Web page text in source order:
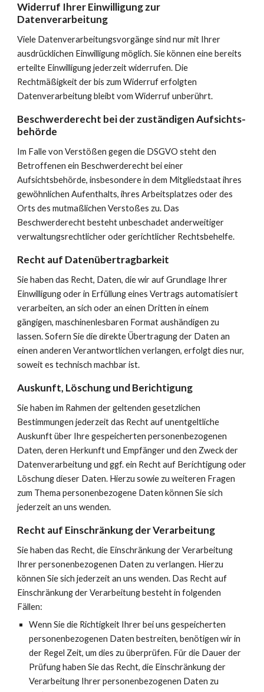
Widerruf Ihrer Einwilligung zur
Datenverarbeitung
Viele Datenverarbeitungsvorgänge sind nur mit Ihrer
ausdrücklichen Einwilligung möglich. Sie können eine bereits
erteilte Einwilligung jederzeit widerrufen. Die
Rechtmäßigkeit der bis zum Widerruf erfolgten
Datenverarbeitung bleibt vom Widerruf unberührt.
Beschwerde­recht bei der zuständigen Aufsichts­
behörde
Im Falle von Verstößen gegen die DSGVO steht den
Betroffenen ein Beschwerderecht bei einer
Aufsichtsbehörde, insbesondere in dem Mitgliedstaat ihres
gewöhnlichen Aufenthalts, ihres Arbeitsplatzes oder des
Orts des mutmaßlichen Verstoßes zu. Das
Beschwerderecht besteht unbeschadet anderweitiger
verwaltungsrechtlicher oder gerichtlicher Rechtsbehelfe.
Recht auf Daten­übertrag­barkeit
Sie haben das Recht, Daten, die wir auf Grundlage Ihrer
Einwilligung oder in Erfüllung eines Vertrags automatisiert
verarbeiten, an sich oder an einen Dritten in einem
gängigen, maschinenlesbaren Format aushändigen zu
lassen. Sofern Sie die direkte Übertragung der Daten an
einen anderen Verantwortlichen verlangen, erfolgt dies nur,
soweit es technisch machbar ist.
Auskunft, Löschung und Berichtigung
Sie haben im Rahmen der geltenden gesetzlichen
Bestimmungen jederzeit das Recht auf unentgeltliche
Auskunft über Ihre gespeicherten personenbezogenen
Daten, deren Herkunft und Empfänger und den Zweck der
Datenverarbeitung und ggf. ein Recht auf Berichtigung oder
Löschung dieser Daten. Hierzu sowie zu weiteren Fragen
zum Thema personenbezogene Daten können Sie sich
jederzeit an uns wenden.
Recht auf Einschränkung der Verarbeitung
Sie haben das Recht, die Einschränkung der Verarbeitung
Ihrer personenbezogenen Daten zu verlangen. Hierzu
können Sie sich jederzeit an uns wenden. Das Recht auf
Einschränkung der Verarbeitung besteht in folgenden
Fällen:
Wenn Sie die Richtigkeit Ihrer bei uns gespeicherten
personenbezogenen Daten bestreiten, benötigen wir in
der Regel Zeit, um dies zu überprüfen. Für die Dauer der
Prüfung haben Sie das Recht, die Einschränkung der
Verarbeitung Ihrer personenbezogenen Daten zu